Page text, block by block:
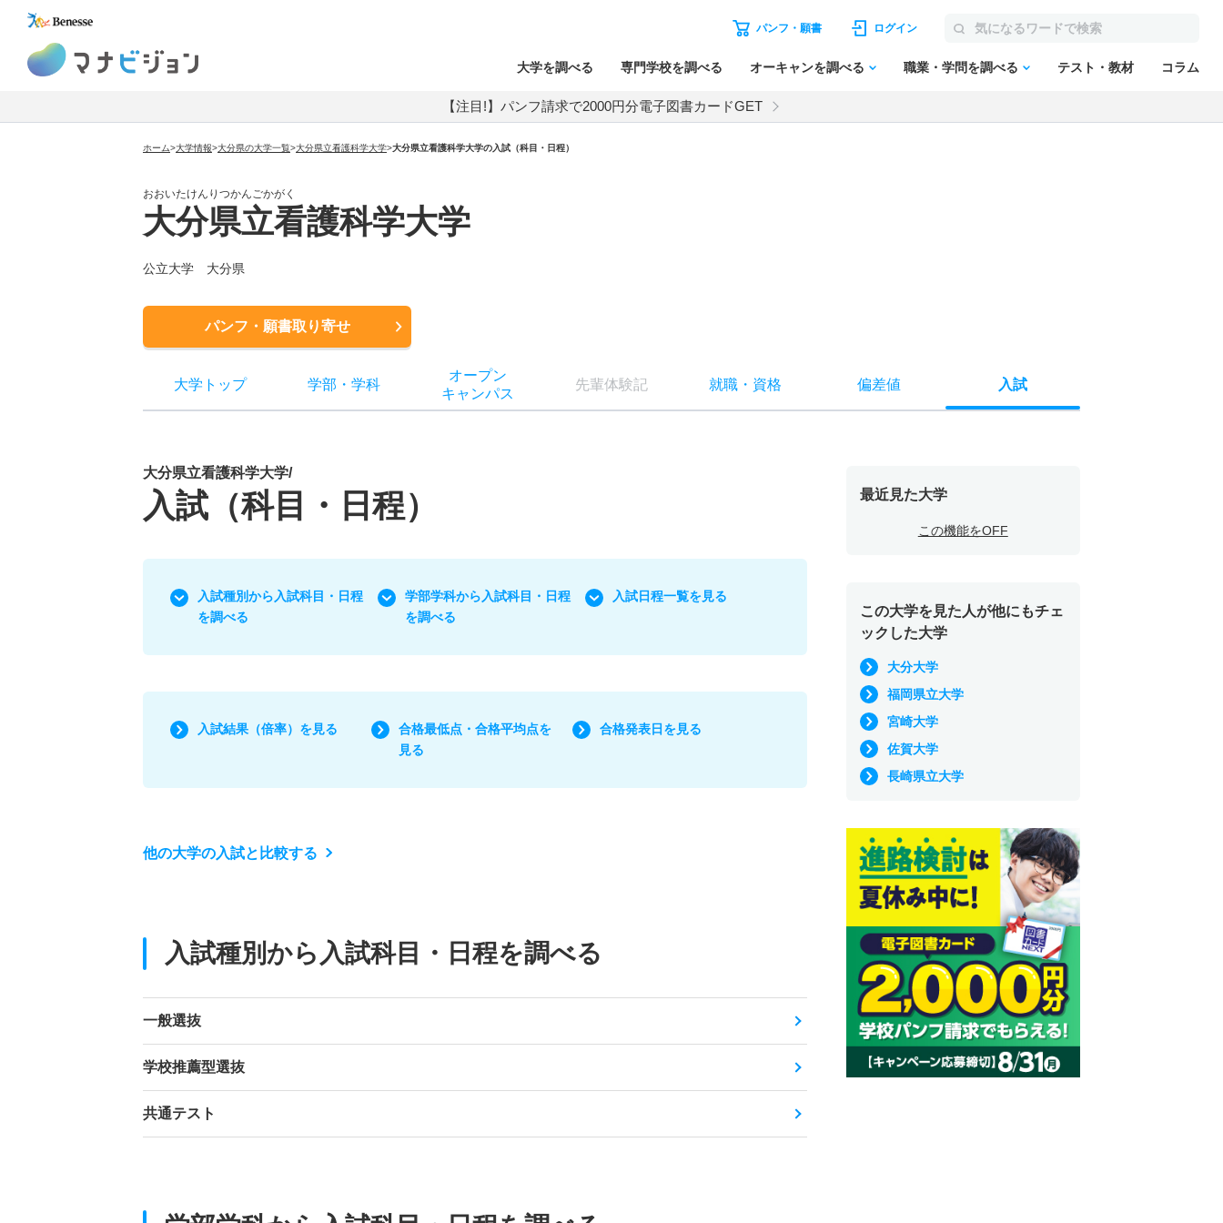
パンフ・願書 ログイン
大学を調べる 専門学校を調べる オーキャンを調べる 職業・学問を調べる テスト・教材 コラム
【注目!】パンフ請求で2000円分電子図書カードGET
ホーム>大学情報>大分県の大学一覧>大分県立看護科学大学>大分県立看護科学大学の入試（科目・日程）
おおいたけんりつかんごかがく
大分県立看護科学大学
公立大学 大分県
パンフ・願書取り寄せ
大学トップ 学部 ・ 学科
オープン
キャンパス
先輩体験記 就職・ 資格 偏差値 入試
大分県立看護科学大学/
入試（科目・日程）
入試種別から入試科目・日程
を調べる
学部学科から入試科目・日程
を調べる
入試日程一覧を見る
入試結果（倍率）を見る
合格最低点・合格平均点を
見る
合格発表日を見る
他の大学の入試と比較する
入試種別から入試科目・日程を調べる
一般選抜
学校推薦型選抜
共通テスト
最近見た大学
この機能をOFF
この大学を見た人が他にもチェ
ックした大学
大分大学
福岡県立大学
宮崎大学
佐賀大学
長崎県立大学